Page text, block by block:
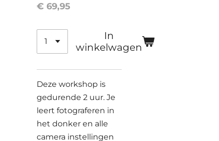
€ 69,95
In
winkelwagen
Deze workshop is
gedurende 2 uur. Je
leert fotograferen in
het donker en alle
camera instellingen